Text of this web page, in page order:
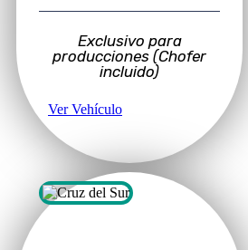
Exclusivo para
producciones (Chofer
incluido)
Ver Vehículo